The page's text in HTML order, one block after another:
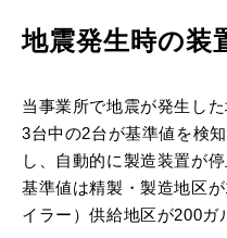
地震発生時の装
当事業所で地震が発生し
3台中の2台が基準値を検
し、自動的に製造装置が
基準値は精製・製造地区
イラー）供給地区が200ガ